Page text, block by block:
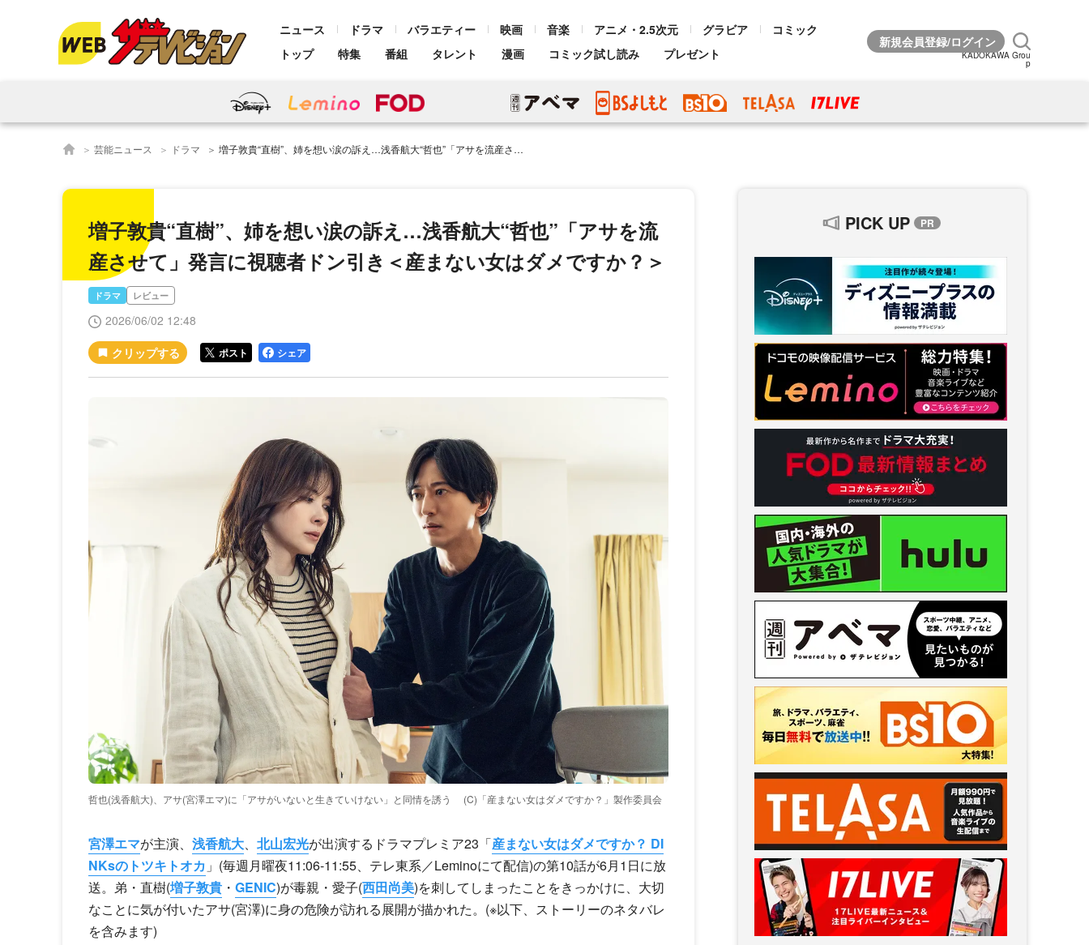
ニュース ドラマ バラエティー 映画 音楽 アニメ・2.5次元 グラビア
コミック
トップ
特集 番組 タレント 漫画 コミック試し読み プレゼント KADOKAWA Grou
p
芸能ニュース ドラマ 増子敦貴“直樹”、姉を想い涙の訴え…浅香航大“哲也”「アサを流産させて」発言に視聴者ドン引き＜産まない女はダメですか？＞
増子敦貴“直樹”、姉を想い涙の訴え…浅香航大“哲也”「アサを流
産させて」発言に視聴者ドン引き＜産まない女はダメですか？＞
ドラマ レビュー
2026/06/02 12:48
ポスト シェア
哲也(浅香航大)、アサ(宮澤エマ)に「アサがいないと生きていけない」と同情を誘う (C)「産まない女はダメですか？」製作委員会
宮澤エマが主演、 浅香航大、 北山宏光が出演するドラマプレミア23「産まない女はダメですか？ DI
NKsのトツキトオカ 」(毎週月曜夜11:06-11:55、テレ東系／Leminoにて配信)の第10話が6月1日に放
送。弟・直樹(増子敦貴 ・ GENIC)が毒親・愛子(西田尚美)を刺してしまったことをきっかけに、大切
なことに気が付いたアサ(宮澤)に身の危険が訪れる展開が描かれた。(※以下、ストーリーのネタバレ
を含みます)
PICK UP